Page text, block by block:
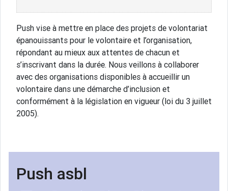
Push vise à mettre en place des projets de volontariat
épanouissants pour le volontaire et l’organisation,
répondant au mieux aux attentes de chacun et
s’inscrivant dans la durée. Nous veillons à collaborer
avec des organisations disponibles à accueillir un
volontaire dans une démarche d’inclusion et
conformément à la législation en vigueur (loi du 3 juillet
2005).
Push asbl